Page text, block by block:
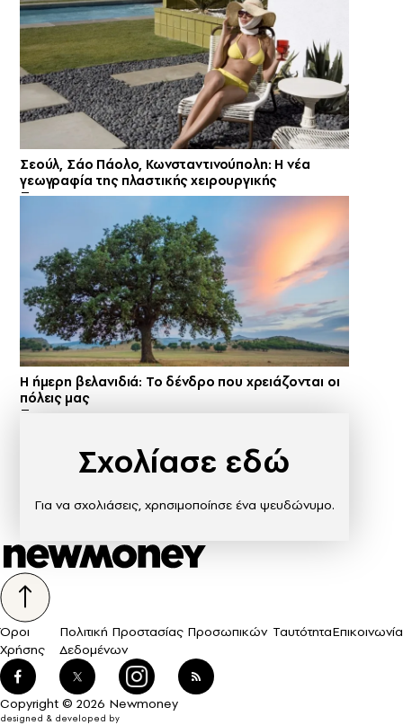
Σεούλ, Σάο Πάολο, Κωνσταντινούπολη: Η νέα
γεωγραφία της πλαστικής χειρουργικής
Η ήμερη βελανιδιά: Το δένδρο που χρειάζονται οι
πόλεις μας
Σχολίασε εδώ
Για να σχολιάσεις, χρησιμοποίησε ένα ψευδώνυμο.
Όροι
Χρήσης
Πολιτική Προστασίας Προσωπικών
Δεδομένων
ΤαυτότηταΕπικοινωνία
Copyright © 2026 Newmoney
designed & developed by